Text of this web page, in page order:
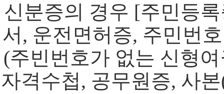
신분증의 경우 [주민등
서, 운전면허증, 주민번
(주빈번호가 없는 신형
자격수첩, 공무원증, 사